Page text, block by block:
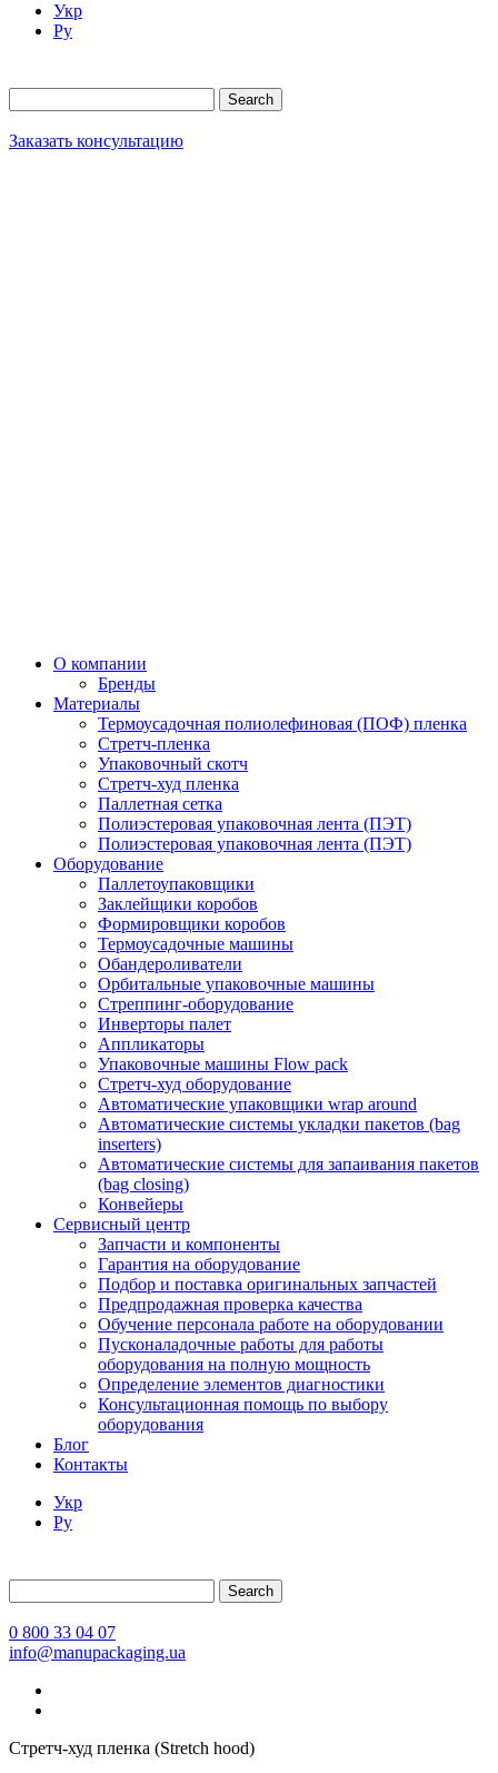
Укр
Ру
Search
Заказать консультацию
О компании
Бренды
Материалы
Термоусадочная полиолефиновая (ПОФ) пленка
Стретч-пленка
Упаковочный скотч
Стретч-худ пленка
Паллетная сетка
Полиэстеровая упаковочная лента (ПЭТ)
Полиэстеровая упаковочная лента (ПЭТ)
Оборудование
Паллетоупаковщики
Заклейщики коробов
Формировщики коробов
Термоусадочные машины
Обандероливатели
Орбитальные упаковочные машины
Стреппинг-оборудование
Инверторы палет
Аппликаторы
Упаковочные машины Flow pack
Стретч-худ оборудование
Автоматические упаковщики wrap around
Автоматические системы укладки пакетов (bag
inserters)
Автоматические системы для запаивания пакетов
(bag closing)
Конвейеры
Сервисный центр
Запчасти и компоненты
Гарантия на оборудование
Подбор и поставка оригинальных запчастей
Предпродажная проверка качества
Обучение персонала работе на оборудовании
Пусконаладочные работы для работы
оборудования на полную мощность
Определение элементов диагностики
Консультационная помощь по выбору
оборудования
Блог
Контакты
Укр
Ру
Search
0 800 33 04 07
info@manupackaging.ua
Стретч-худ пленка (Stretch hood)